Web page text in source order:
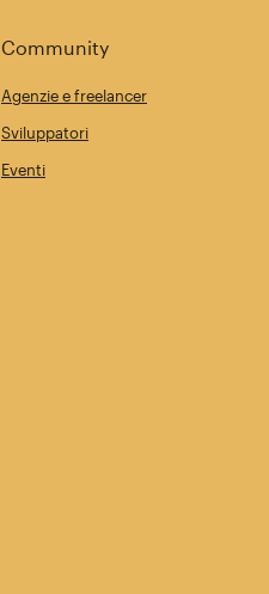
Community
Agenzie e freelancer
Sviluppatori
Eventi